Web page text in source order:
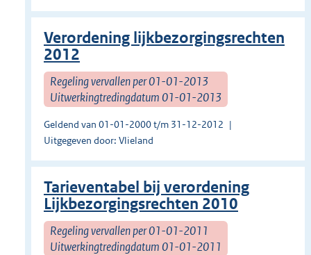
Verordening lijkbezorgingsrechten
2012
Regeling vervallen per 01-01-2013
Uitwerkingtredingdatum 01-01-2013
Geldend van 01-01-2000 t/m 31-12-2012
Uitgegeven door: Vlieland
Tarieventabel bij verordening
Lijkbezorgingsrechten 2010
Regeling vervallen per 01-01-2011
Uitwerkingtredingdatum 01-01-2011